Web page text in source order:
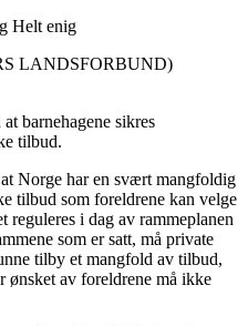
Helt enig
LANDSFORBUND)
barnehagene sikres
tilbud.
Norge har en svært mangfoldig
tilbud som foreldrene kan velge
reguleres i dag av rammeplanen
som er satt, må private
tilby et mangfold av tilbud,
ønsket av foreldrene må ikke